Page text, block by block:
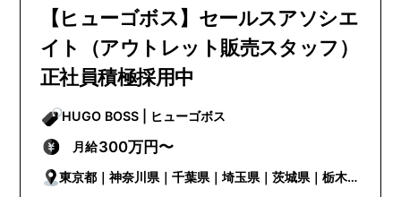
【ヒューゴボス】セールスアソシエ
イト（アウトレット販売スタッフ）
正社員積極採用中
HUGO BOSS | ヒューゴボス
月給300万円〜
東京都｜神奈川県｜千葉県｜埼玉県｜茨城県｜栃木